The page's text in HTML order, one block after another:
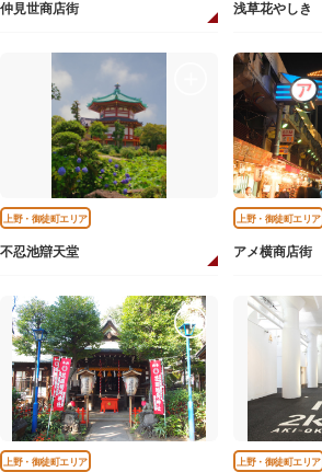
仲見世商店街 浅草花やしき
上野・御徒町エリア
不忍池辯天堂
上野・御徒町エリア
アメ横商店街
上野・御徒町エリア 上野・御徒町エリア